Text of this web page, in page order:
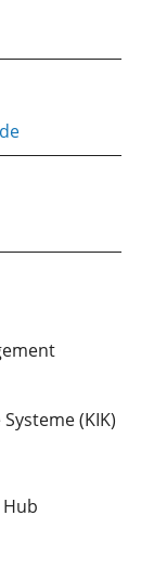
(KIK)